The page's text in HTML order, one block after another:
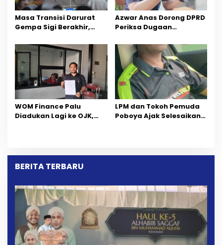
Masa Transisi Darurat
Gempa Sigi Berakhir,
Percepatan Pemulihan
Azwar Anas Dorong DPRD
Periksa Dugaan
Wilayah Tambang PT
CPM
‎WOM Finance Palu
Diadukan Lagi ke OJK,
Dipersoalkan ‎
LPM dan Tokoh Pemuda
Poboya Ajak Selesaikan
BERITA TERBARU